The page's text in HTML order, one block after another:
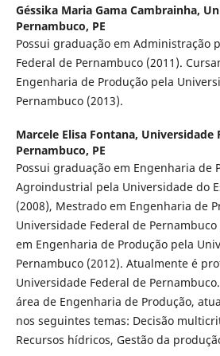
Géssika Maria Gama Cambrainha,
Pernambuco, PE
Possui graduação em Administração
Federal de Pernambuco (2011).
Engenharia de Produção pela
Pernambuco (2013).
Marcele Elisa Fontana, Universidade
Pernambuco, PE
Possui graduação em Engenharia de
Agroindustrial pela Universidade do
(2008), Mestrado em Engenharia de
Universidade Federal de
em Engenharia de Produção pela
Pernambuco (2012). Atualmente é
Universidade Federal de
área de Engenharia de Produção,
nos seguintes temas: Decisão
Recursos hídricos, Gestão da